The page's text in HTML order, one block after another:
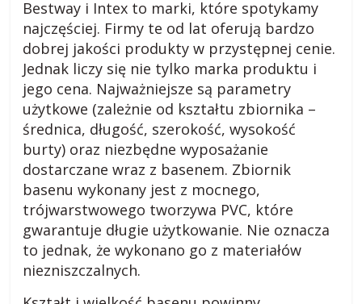
k
w
e
Bestway i Intex to marki, które spotykamy
najczęściej. Firmy te od lat oferują bardzo
dobrej jakości produkty w przystępnej cenie.
Jednak liczy się nie tylko marka produktu i
jego cena. Najważniejsze są parametry
użytkowe (zależnie od kształtu zbiornika –
średnica, długość, szerokość, wysokość
burty) oraz niezbędne wyposażanie
dostarczane wraz z basenem. Zbiornik
basenu wykonany jest z mocnego,
trójwarstwowego tworzywa PVC, które
gwarantuje długie użytkowanie. Nie oznacza
to jednak, że wykonano go z materiałów
niezniszczalnych.